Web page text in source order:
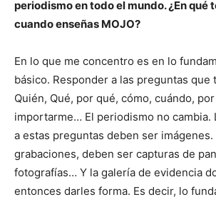
periodismo en todo el mundo. ¿En qué
cuando enseñas MOJO?
En lo que me concentro es en lo
básico. Responder a las preguntas que
Quién, Qué, por qué, cómo, cuándo,
importarme… El periodismo no cambia.
a estas preguntas deben ser
grabaciones, deben ser capturas de
fotografías… Y la galería de evidencia
entonces darles forma. Es decir, lo